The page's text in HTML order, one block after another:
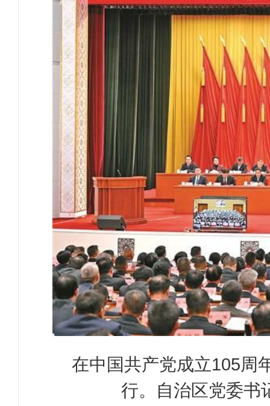
在中国共产党成立105周
行。自治区党委书